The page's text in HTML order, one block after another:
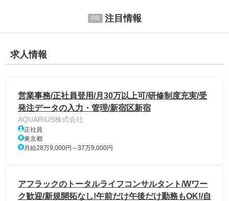
注目情報
求人情報
営業事務/正社員登用/月30万以上可/研修制度充実/受
発注データの入力・管理/新宿区新宿
AQUARIUS株式会社
正社員
東京都
月給28万9,000円～37万9,000円
アフラックのトータルライフコンサルタント/Wワー
ク歓迎/新規開拓なし!午前だけ午後だけ勤務もOK!/自